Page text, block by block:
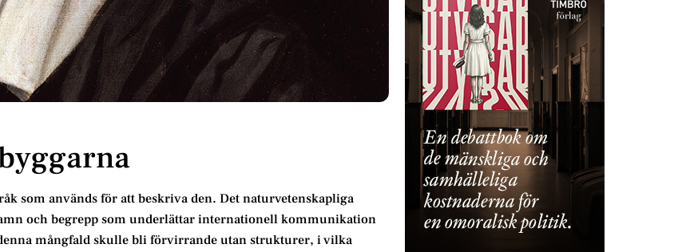
som används för att beskriva den. Det naturvetenskapliga
och begrepp som underlättar internationell kommunikation
mångfald skulle bli förvirrande utan strukturer, i vilka